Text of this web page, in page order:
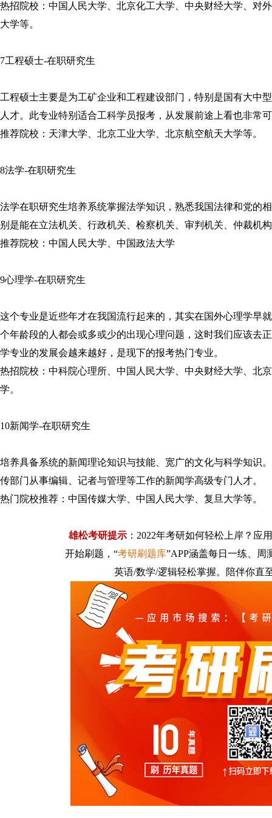
热招院校：中国人民大学、北京化工大学、中央财经大学、对
大学等。
7工程硕士-在职研究生
工程硕士主要是为工矿企业和工程建设部门，特别是国有大中
人才。此专业特别适合工科学员报考，从发展前途上看也非常
推荐院校：天津大学、北京工业大学、北京航空航天大学等。
8法学-在职研究生
法学在职研究生培养系统掌握法学知识，熟悉我国法律和党的
别是能在立法机关、行政机关、检察机关、审判机关、仲裁机
推荐院校：中国人民大学、中国政法大学
9心理学-在职研究生
这个专业是近些年才在我国流行起来的，其实在国外心理学早
个年龄段的人都会或多或少的出现心理问题，这时我们应该去
学专业的发展会越来越好，是现下的报考热门专业。
热招院校：中科院心理所、中国人民大学、中央财经大学、北
学。
10新闻学-在职研究生
培养具备系统的新闻理论知识与技能、宽广的文化与科学知识
传部门从事编辑、记者与管理等工作的新闻学高级专门人才。
热门院校推荐：中国传媒大学、中国人民大学、复旦大学等。
雄松考研提示：2022年考研如何轻松上岸？应
开始刷题， “考研刷题库”APP涵盖每日一练、周
英语/数学/逻辑轻松掌握。
陪伴你直